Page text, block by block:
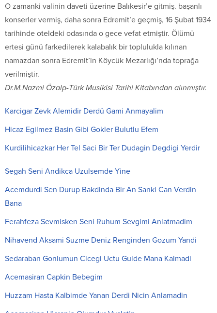
O zamanki valinin daveti üzerine Balıkesir’e gitmiş. başanlı
konserler vermiş, daha sonra Edremit’e geçmiş, 16 Şubat 1934
tarihinde oteldeki odasında o gece vefat etmiştir. Ölümü
ertesi günü farkedilerek kalabalık bir toplulukla kılınan
namazdan sonra Edremit’in Köycük Mezarlığı’nda toprağa
verilmiştir.
Dr.M.Nazmi Özalp-Türk Musikisi Tarihi Kitabından alınmıştır.
Karcigar Zevk Alemidir Derdü Gami Anmayalim
Hicaz Egilmez Basin Gibi Gokler Bulutlu Efem
Kurdilihicazkar Her Tel Saci Bir Ter Dudagin Degdigi Yerdir
Segah Seni Andikca Uzulsemde Yine
Acemdurdi Sen Durup Bakdinda Bir An Sanki Can Verdin
Bana
Ferahfeza Sevmisken Seni Ruhum Sevgimi Anlatmadim
Nihavend Aksami Suzme Deniz Renginden Gozum Yandi
Sedaraban Gonlumun Cicegi Uctu Gulde Mana Kalmadi
Acemasiran Capkin Bebegim
Huzzam Hasta Kalbimde Yanan Derdi Nicin Anlamadin